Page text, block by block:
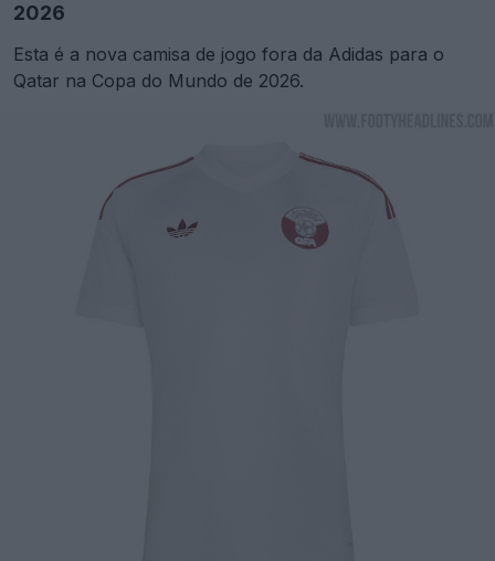
2026
Esta é a nova camisa de jogo fora da Adidas para o
Qatar na Copa do Mundo de 2026.